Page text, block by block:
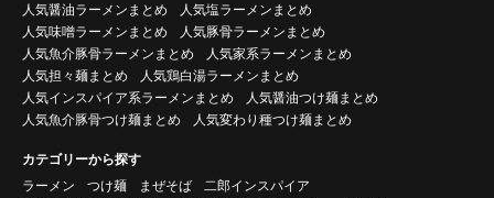
人気醤油ラーメンまとめ
人気塩ラーメンまとめ
人気味噌ラーメンまとめ
人気豚骨ラーメンまとめ
人気魚介豚骨ラーメンまとめ
人気家系ラーメンまとめ
人気担々麺まとめ
人気鶏白湯ラーメンまとめ
人気インスパイア系ラーメンまとめ
人気醤油つけ麺まとめ
人気魚介豚骨つけ麺まとめ
人気変わり種つけ麺まとめ
カテゴリーから探す
ラーメン
つけ麺 まぜそば
二郎インスパイア